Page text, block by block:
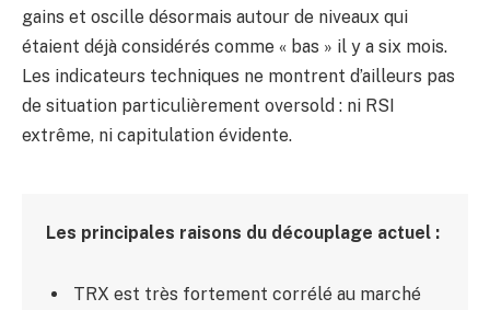
gains et oscille désormais autour de niveaux qui
étaient déjà considérés comme « bas » il y a six mois.
Les indicateurs techniques ne montrent d’ailleurs pas
de situation particulièrement oversold : ni RSI
extrême, ni capitulation évidente.
Les principales raisons du découplage actuel :
TRX est très fortement corrélé au marché